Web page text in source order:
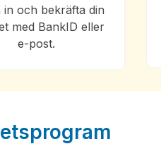
in och bekräfta din
med BankID eller
e-post.